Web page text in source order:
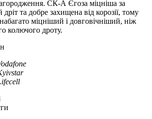
СК-А Єгоза міцніша за
та добре захищена від корозії, тому
міцніший і довговічніший, ніж
колючого дроту.